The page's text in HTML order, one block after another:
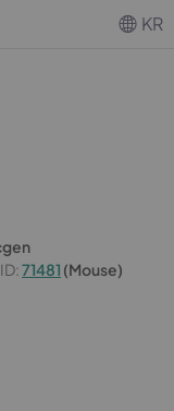
71481 (Mouse)
KR